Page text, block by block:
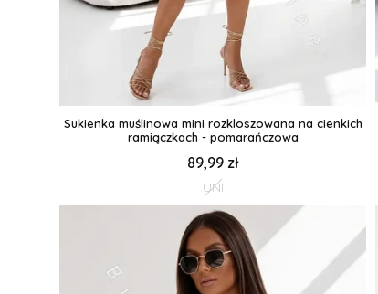
Sukienka muślinowa mini rozkloszowana na cienkich
ramiączkach - pomarańczowa
89,99 zł
UNI